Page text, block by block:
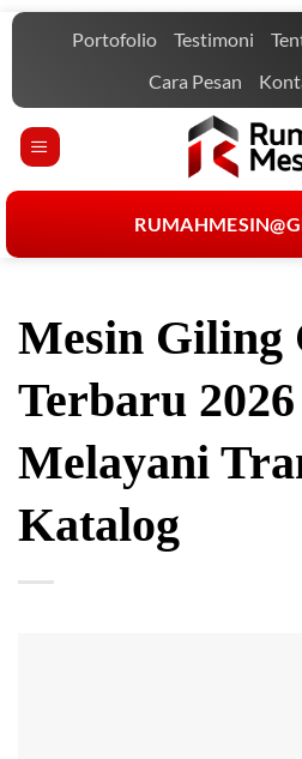
Skip
Portofolio Testimoni
Cara Pesan
Mesin Giling
Terbaru
Melayani
Katalog